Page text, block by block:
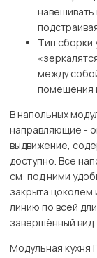
навешивать
Тип сборки
между
помещения
В напольных
направляющие -
выдвижение,
доступно. Все
см: под ними
закрыта
линию по всей
завершённый вид.
Модульная кухня